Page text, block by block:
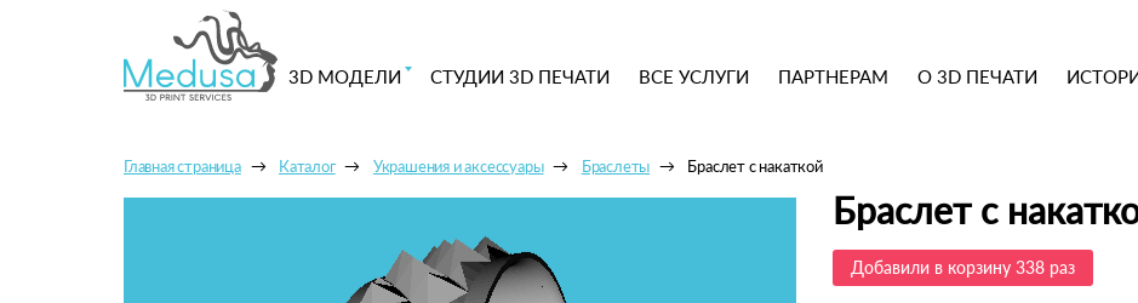
3D МОДЕЛИ СТУДИИ 3D ПЕЧАТИ ВСЕ УСЛУГИ ПАРТНЕРАМ О 3D ПЕЧАТИ
Главная страница Каталог Украшения и аксессуары Браслеты Браслет с накаткой
Браслет с
Добавили в корзину 338 раз